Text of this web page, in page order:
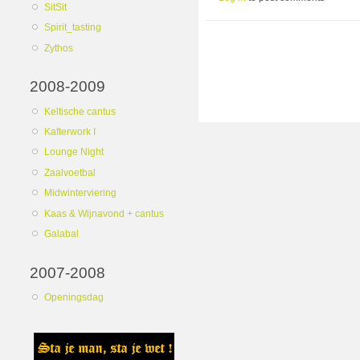
SitSit
Spirit_tasting
Zythos
2008-2009
Keltische cantus
Kafterwork I
Lounge Night
Zaalvoetbal
Midwinterviering
Kaas & Wijnavond + cantus
Galabal
2007-2008
Openingsdag